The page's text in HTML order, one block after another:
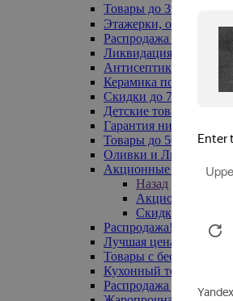
Товары до 399₽
Этажерки, обувницы
Распродажа текстиля
Ликвидация до -70%
Антисептики
Керамика по 129 руб
Скидки до 70%
Детские товары
Гарантия низкой цены
Товары до 500 руб
Оливки и Лимоны
Акционные товары
Назад
Акционные
Скидка 20% по
Распродажа!
Лучшая цена
Товары с бесплатной
Кухонный текстиль
Распродажа до -50%